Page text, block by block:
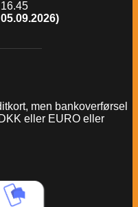
men bankoverførsel
eller EURO eller